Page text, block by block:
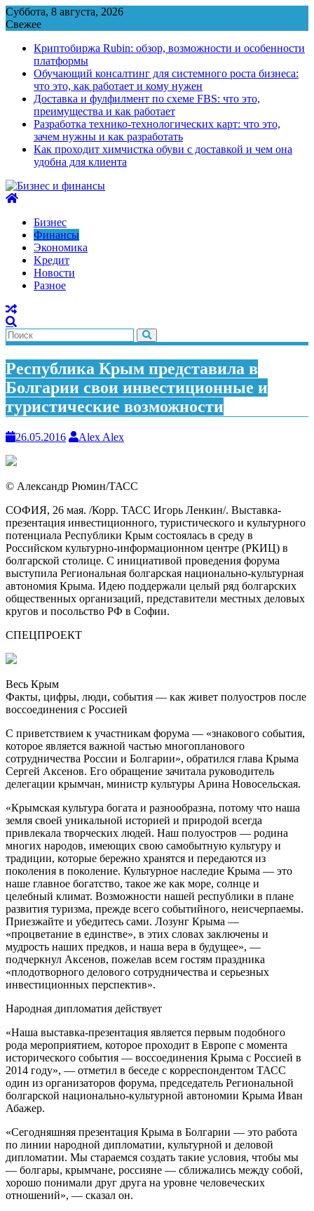
Перейти
к
Суббота, 8 августа, 2026
Свежее
Криптобиржа Rubin: обзор, возможности и особенности
платформы
Обучающий консалтинг для системного роста бизнеса:
что это, как работает и кому нужен
Доставка и фулфилмент по схеме FBS: что это,
преимущества и как работает
Разработка технико-технологических карт: что это,
зачем нужны и как разработать
Как проходит химчистка обуви с доставкой и чем она
удобна для клиента
Бизнес
Финансы
Экономика
Kредит
Новости
Разное
Республика Крым представила в
Болгарии свои инвестиционные и
туристические возможности
26.05.2016 Alex Alex
© Александр Рюмин/ТАСС
СОФИЯ, 26 мая. /Корр. ТАСС Игорь Ленкин/. Выставка-
презентация инвестиционного, туристического и культурного
потенциала Республики Крым состоялась в среду в
Российском культурно-информационном центре (РКИЦ) в
болгарской столице. С инициативой проведения форума
выступила Региональная болгарская национально-культурная
автономия Крыма. Идею поддержали целый ряд болгарских
общественных организаций, представители местных деловых
кругов и посольство РФ в Софии.
СПЕЦПРОЕКТ
Весь Крым
Факты, цифры, люди, события — как живет полуостров после
воссоединения с Россией
С приветствием к участникам форума — «знакового события,
которое является важной частью многопланового
сотрудничества России и Болгарии», обратился глава Крыма
Сергей Аксенов. Его обращение зачитала руководитель
делегации крымчан, министр культуры Арина Новосельская.
«Крымская культура богата и разнообразна, потому что наша
земля своей уникальной историей и природой всегда
привлекала творческих людей. Наш полуостров — родина
многих народов, имеющих свою самобытную культуру и
традиции, которые бережно хранятся и передаются из
поколения в поколение. Культурное наследие Крыма — это
наше главное богатство, такое же как море, солнце и
целебный климат. Возможности нашей республики в плане
развития туризма, прежде всего событийного, неисчерпаемы.
Приезжайте и убедитесь сами. Лозунг Крыма —
«процветание в единстве», в этих словах заключены и
мудрость наших предков, и наша вера в будущее», —
подчеркнул Аксенов, пожелав всем гостям праздника
«плодотворного делового сотрудничества и серьезных
инвестиционных перспектив».
Народная дипломатия действует
«Наша выставка-презентация является первым подобного
рода мероприятием, которое проходит в Европе с момента
исторического события — воссоединения Крыма с Россией в
2014 году», — отметил в беседе с корреспондентом ТАСС
один из организаторов форума, председатель Региональной
болгарской национально-культурной автономии Крыма Иван
Абажер.
«Сегодняшняя презентация Крыма в Болгарии — это работа
по линии народной дипломатии, культурной и деловой
дипломатии. Мы стараемся создать такие условия, чтобы мы
— болгары, крымчане, россияне — сближались между собой,
хорошо понимали друг друга на уровне человеческих
отношений», — сказал он.